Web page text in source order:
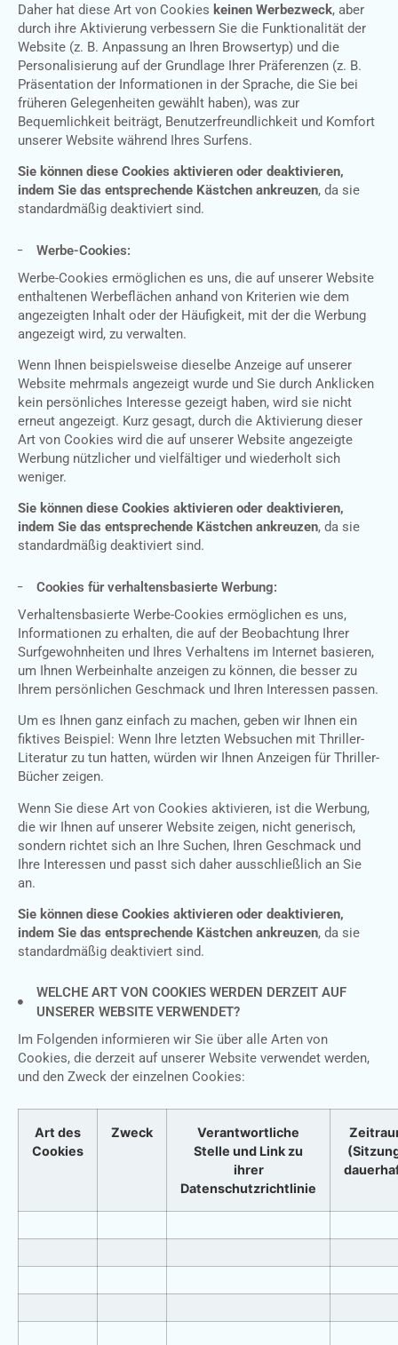
Daher hat diese Art von Cookies keinen Werbezweck, aber
durch ihre Aktivierung verbessern Sie die Funktionalität der
Website (z. B. Anpassung an Ihren Browsertyp) und die
Personalisierung auf der Grundlage Ihrer Präferenzen (z. B.
Präsentation der Informationen in der Sprache, die Sie bei
früheren Gelegenheiten gewählt haben), was zur
Bequemlichkeit beiträgt, Benutzerfreundlichkeit und Komfort
unserer Website während Ihres Surfens.
Sie können diese Cookies aktivieren oder deaktivieren,
indem Sie das entsprechende Kästchen ankreuzen, da sie
standardmäßig deaktiviert sind.
Werbe-Cookies:
Werbe-Cookies ermöglichen es uns, die auf unserer Website
enthaltenen Werbeflächen anhand von Kriterien wie dem
angezeigten Inhalt oder der Häufigkeit, mit der die Werbung
angezeigt wird, zu verwalten.
Wenn Ihnen beispielsweise dieselbe Anzeige auf unserer
Website mehrmals angezeigt wurde und Sie durch Anklicken
kein persönliches Interesse gezeigt haben, wird sie nicht
erneut angezeigt. Kurz gesagt, durch die Aktivierung dieser
Art von Cookies wird die auf unserer Website angezeigte
Werbung nützlicher und vielfältiger und wiederholt sich
weniger.
Sie können diese Cookies aktivieren oder deaktivieren,
indem Sie das entsprechende Kästchen ankreuzen, da sie
standardmäßig deaktiviert sind.
Cookies für verhaltensbasierte Werbung:
Verhaltensbasierte Werbe-Cookies ermöglichen es uns,
Informationen zu erhalten, die auf der Beobachtung Ihrer
Surfgewohnheiten und Ihres Verhaltens im Internet basieren,
um Ihnen Werbeinhalte anzeigen zu können, die besser zu
Ihrem persönlichen Geschmack und Ihren Interessen passen.
Um es Ihnen ganz einfach zu machen, geben wir Ihnen ein
fiktives Beispiel: Wenn Ihre letzten Websuchen mit Thriller-
Literatur zu tun hatten, würden wir Ihnen Anzeigen für Thriller-
Bücher zeigen.
Wenn Sie diese Art von Cookies aktivieren, ist die Werbung,
die wir Ihnen auf unserer Website zeigen, nicht generisch,
sondern richtet sich an Ihre Suchen, Ihren Geschmack und
Ihre Interessen und passt sich daher ausschließlich an Sie
an.
Sie können diese Cookies aktivieren oder deaktivieren,
indem Sie das entsprechende Kästchen ankreuzen, da sie
standardmäßig deaktiviert sind.
WELCHE ART VON COOKIES WERDEN DERZEIT AUF
UNSERER WEBSITE VERWENDET?
Im Folgenden informieren wir Sie über alle Arten von
Cookies, die derzeit auf unserer Website verwendet werden,
und den Zweck der einzelnen Cookies:
Art des
Cookies
Zweck
Verantwortliche
Stelle und Link zu
ihrer
Datenschutzrichtlinie